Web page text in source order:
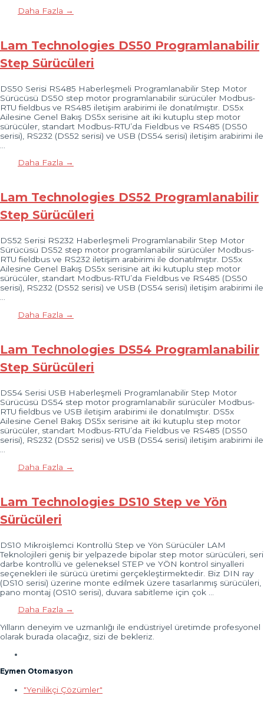
Daha Fazla →
Lam Technologies DS50 Programlanabilir
Step Sürücüleri
DS50 Serisi RS485 Haberleşmeli Programlanabilir Step Motor
Sürücüsü DS50 step motor programlanabilir sürücüler Modbus-
RTU fieldbus ve RS485 iletişim arabirimi ile donatılmıştır. DS5x
Ailesine Genel Bakış DS5x serisine ait iki kutuplu step motor
sürücüler, standart Modbus-RTU’da Fieldbus ve RS485 (DS50
serisi), RS232 (DS52 serisi) ve USB (DS54 serisi) iletişim arabirimi ile
Daha Fazla →
Lam Technologies DS52 Programlanabilir
Step Sürücüleri
DS52 Serisi RS232 Haberleşmeli Programlanabilir Step Motor
Sürücüsü DS52 step motor programlanabilir sürücüler Modbus-
RTU fieldbus ve RS232 iletişim arabirimi ile donatılmıştır. DS5x
Ailesine Genel Bakış DS5x serisine ait iki kutuplu step motor
sürücüler, standart Modbus-RTU’da Fieldbus ve RS485 (DS50
serisi), RS232 (DS52 serisi) ve USB (DS54 serisi) iletişim arabirimi ile
…
Daha Fazla →
Lam Technologies DS54 Programlanabilir
Step Sürücüleri
DS54 Serisi USB Haberleşmeli Programlanabilir Step Motor
Sürücüsü DS54 step motor programlanabilir sürücüler Modbus-
RTU fieldbus ve USB iletişim arabirimi ile donatılmıştır. DS5x
Ailesine Genel Bakış DS5x serisine ait iki kutuplu step motor
sürücüler, standart Modbus-RTU’da Fieldbus ve RS485 (DS50
serisi), RS232 (DS52 serisi) ve USB (DS54 serisi) iletişim arabirimi ile
Daha Fazla →
Lam Technologies DS10 Step ve Yön
Sürücüleri
DS10 Mikroişlemci Kontrollü Step ve Yön Sürücüler LAM
Teknolojileri geniş bir yelpazede bipolar step motor sürücüleri, seri
darbe kontrollü ve geleneksel STEP ve YÖN kontrol sinyalleri
seçenekleri ile sürücü üretimi gerçekleştirmektedir. Biz DIN ray
(DS10 serisi) üzerine monte edilmek üzere tasarlanmış sürücüleri,
pano montaj (OS10 serisi), duvara sabitleme için çok …
Daha Fazla →
Yılların deneyim ve uzmanlığı ile endüstriyel üretimde profesyonel
olarak burada olacağız, sizi de bekleriz.
Eymen Otomasyon
"Yenilikçi Çözümler"